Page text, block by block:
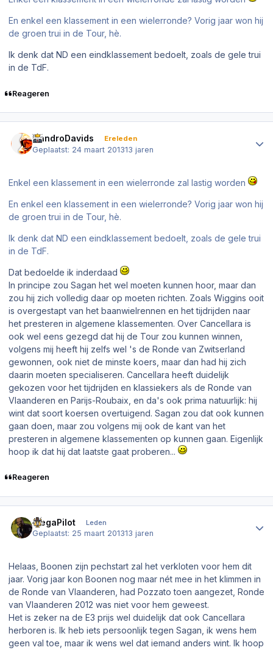
En enkel een klassement in een wielerronde? Vorig jaar won hij
de groen trui in de Tour, hè.
Ik denk dat ND een eindklassement bedoelt, zoals de gele trui
in de TdF.
Reageren
NandroDavids Ereleden
Geplaatst: 24 maart 201313 jaren
Enkel een klassement in een wielerronde zal lastig worden
En enkel een klassement in een wielerronde? Vorig jaar won hij
de groen trui in de Tour, hè.
Ik denk dat ND een eindklassement bedoelt, zoals de gele trui
in de TdF.
Dat bedoelde ik inderdaad
In principe zou Sagan het wel moeten kunnen hoor, maar dan
zou hij zich volledig daar op moeten richten. Zoals Wiggins ooit
is overgestapt van het baanwielrennen en het tijdrijden naar
het presteren in algemene klassementen. Over Cancellara is
ook wel eens gezegd dat hij de Tour zou kunnen winnen,
volgens mij heeft hij zelfs wel 's de Ronde van Zwitserland
gewonnen, ook niet de minste koers, maar dan had hij zich
daarin moeten specialiseren. Cancellara heeft duidelijk
gekozen voor het tijdrijden en klassiekers als de Ronde van
Vlaanderen en Parijs-Roubaix, en da's ook prima natuurlijk: hij
wint dat soort koersen overtuigend. Sagan zou dat ook kunnen
gaan doen, maar zou volgens mij ook de kant van het
presteren in algemene klassementen op kunnen gaan. Eigenlijk
hoop ik dat hij dat laatste gaat proberen...
Reageren
MegaPilot Leden
Geplaatst: 25 maart 201313 jaren
Helaas, Boonen zijn pechstart zal het verkloten voor hem dit
jaar. Vorig jaar kon Boonen nog maar nét mee in het klimmen in
de Ronde van Vlaanderen, had Pozzato toen aangezet, Ronde
van Vlaanderen 2012 was niet voor hem geweest.
Het is zeker na de E3 prijs wel duidelijk dat ook Cancellara
herboren is. Ik heb iets persoonlijk tegen Sagan, ik wens hem
geen val toe, maar ik wens wel dat iemand anders wint. Ik hoop